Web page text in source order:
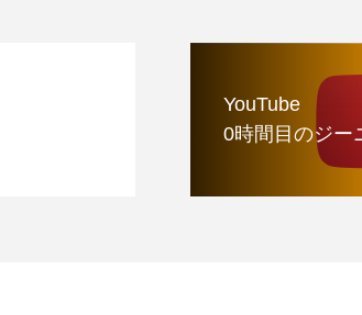
YouTube
0時間目のジー